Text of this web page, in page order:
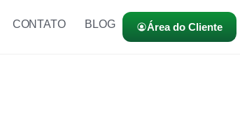
CONTATO BLOG Área do Cliente